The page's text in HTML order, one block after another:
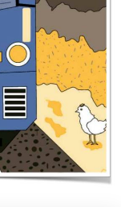
| La Jornada